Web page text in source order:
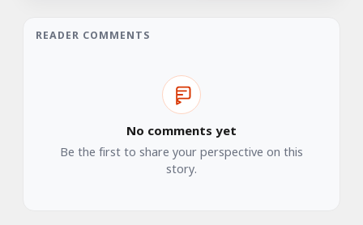
READER COMMENTS
No comments yet
Be the first to share your perspective on this
story.